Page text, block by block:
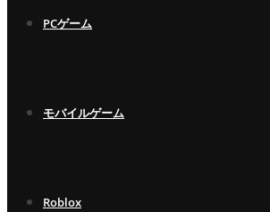
PCゲーム
モバイルゲーム
Roblox